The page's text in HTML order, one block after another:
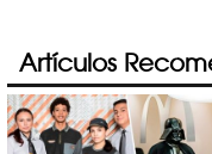
Artículos